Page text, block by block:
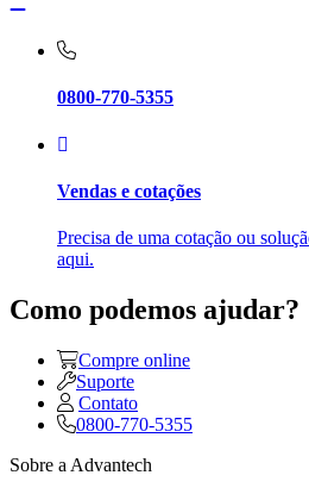
0800-770-5355
Vendas e cotações
Precisa de uma cotação ou
aqui.
Como podemos ajudar?
Compre online
Suporte
Contato
0800-770-5355
Sobre a Advantech